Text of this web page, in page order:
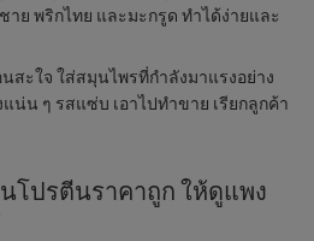
าย พริกไทย และมะกรูด ทำได้ง่ายและ
นสะใจ ใส่สมุนไพรที่กำลังมาแรงอย่าง
น่น ๆ รสแซ่บ เอาไปทำขาย เรียกลูกค้า
โปรตีนราคาถูก ให้ดูแพง